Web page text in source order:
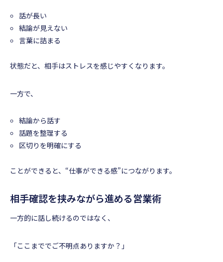
話が長い
結論が見えない
言葉に詰まる
状態だと、相手はストレスを感じやすくなります。
一方で、
結論から話す
話題を整理する
区切りを明確にする
ことができると、“仕事ができる感”につながります。
相手確認を挟みながら進める営業術
一方的に話し続けるのではなく、
「ここまででご不明点ありますか？」